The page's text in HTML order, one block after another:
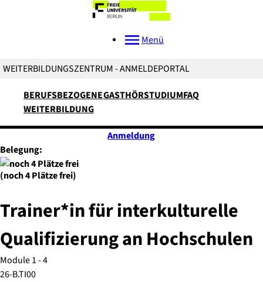
Menü
WEITERBILDUNGSZENTRUM - ANMELDEPORTAL
BERUFSBEZOGENE
WEITERBILDUNG
GASTHÖRSTUDIUMFAQ
Trainer*in für interkulturelle
Qualifizierung an Hochschulen
Module 1 - 4
26-B.TI00
Anmeldung
Belegung:
(noch 4 Plätze frei)